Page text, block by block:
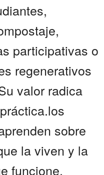
participativas o
regenerativos
valor radica
sobre
la viven y la
funcione,